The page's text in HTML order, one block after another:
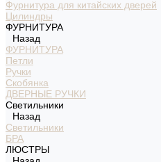
Фурнитура для китайских дверей
Цилиндры
ФУРНИТУРА
Назад
ФУРНИТУРА
Петли
Ручки
Скобянка
ДВЕРНЫЕ РУЧКИ
Светильники
Назад
Светильники
БРА
ЛЮСТРЫ